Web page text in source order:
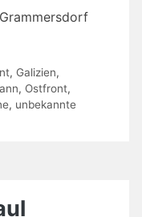
, Galizien,
, Ostfront,
, unbekannte